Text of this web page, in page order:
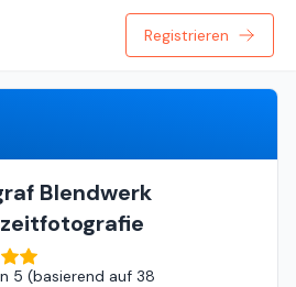
Registrieren
Blendwerk
5 (basierend auf 38